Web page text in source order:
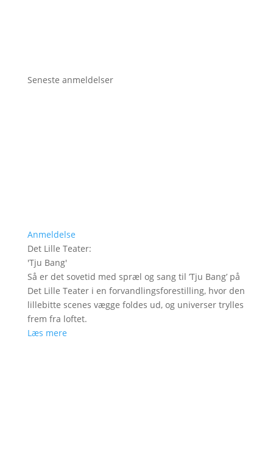
Seneste anmeldelser
Anmeldelse
Det Lille Teater:
'Tju Bang'
Så er det sovetid med spræl og sang til ’Tju Bang’ på
Det Lille Teater i en forvandlingsforestilling, hvor den
lillebitte scenes vægge foldes ud, og universer trylles
frem fra loftet.
Læs mere